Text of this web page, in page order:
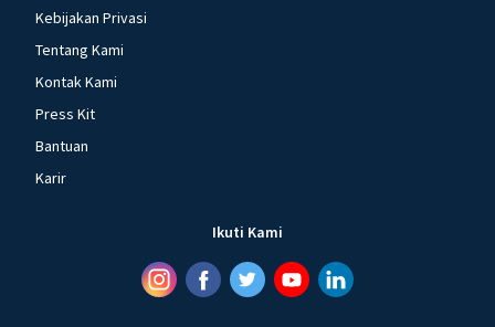
Kebijakan Privasi
Tentang Kami
Kontak Kami
Press Kit
Bantuan
Karir
Ikuti Kami